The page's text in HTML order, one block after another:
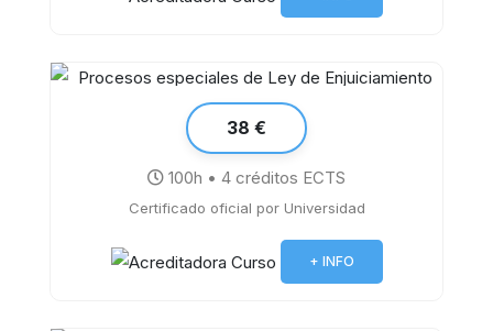
Enjuiciamiento Civil
38 €
100h • 4 créditos ECTS
Certificado oficial por Universidad
+ INFO